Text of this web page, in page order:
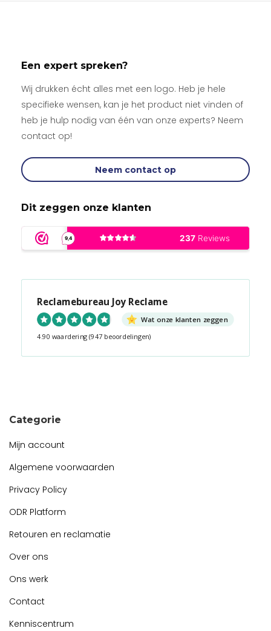
Een expert spreken?
Wij drukken écht alles met een logo. Heb je hele
specifieke wensen, kan je het product niet vinden of
heb je hulp nodig van één van onze experts? Neem
contact op!
Neem contact op
Dit zeggen onze klanten
Reclamebureau Joy Reclame
Wat onze klanten zeggen
4.90 waardering (947 beoordelingen)
Categorie
Mijn account
Algemene voorwaarden
Privacy Policy
ODR Platform
Retouren en reclamatie
Over ons
Ons werk
Contact
Kenniscentrum